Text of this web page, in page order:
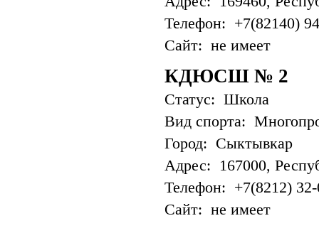
Телефон: +7(82140)
Сайт: не имеет
КДЮСШ № 2
Статус: Школа
Вид спорта:
Город: Сыктывкар
Адрес: 167000,
Телефон: +7(8212)
Сайт: не имеет